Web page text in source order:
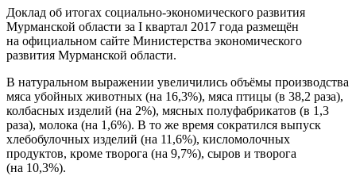
Доклад об итогах социально-экономического развития
Мурманской области за I квартал 2017 года размещён
на официальном сайте Министерства экономического
развития Мурманской области.
В натуральном выражении увеличились объёмы производства
мяса убойных животных (на 16,3%), мяса птицы (в 38,2 раза),
колбасных изделий (на 2%), мясных полуфабрикатов (в 1,3
раза), молока (на 1,6%). В то же время сократился выпуск
хлебобулочных изделий (на 11,6%), кисломолочных
продуктов, кроме творога (на 9,7%), сыров и творога
(на 10,3%).